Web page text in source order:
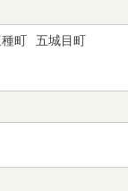
種町
五城目町